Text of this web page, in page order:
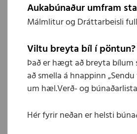
Aukabúnaður umfram
Málmlitur og Dráttarbeisli
Viltu breyta bíl í pöntun?
Það er hægt að breyta bílum
að smella á hnappinn
um hæl.Verð- og
Hér fyrir neðan er helsti